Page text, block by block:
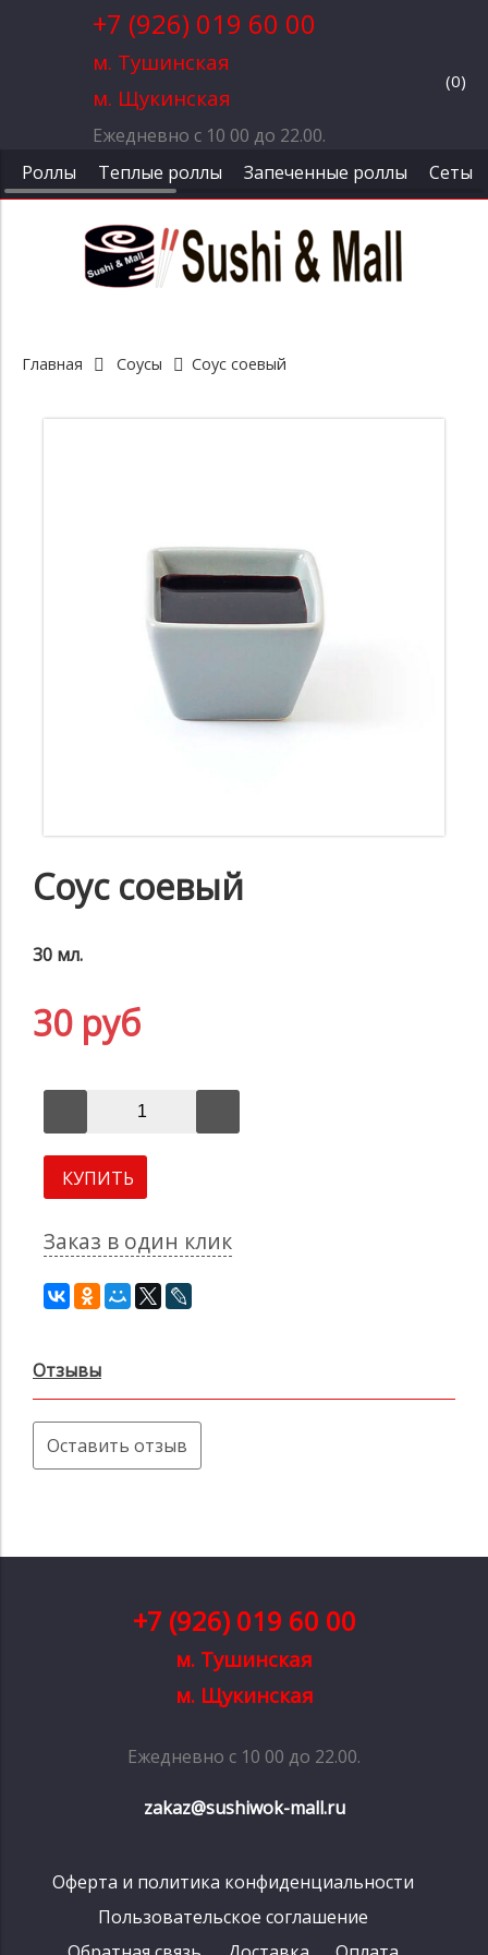
+7 (926) 019 60 00
м. Тушинская
м. Щукинская
Ежедневно с 10 00 до 22.00.
(0)
Роллы Теплые роллы Запеченные роллы Сеты
Главная Соусы Соус соевый
Соус соевый
30 мл.
30 руб
КУПИТЬ
Заказ в один клик
Отзывы
Оставить отзыв
+7 (926) 019 60 00
м. Тушинская
м. Щукинская
Ежедневно с 10 00 до 22.00.
zakaz@sushiwok-mall.ru
Оферта и политика конфиденциальности
Пользовательское соглашение